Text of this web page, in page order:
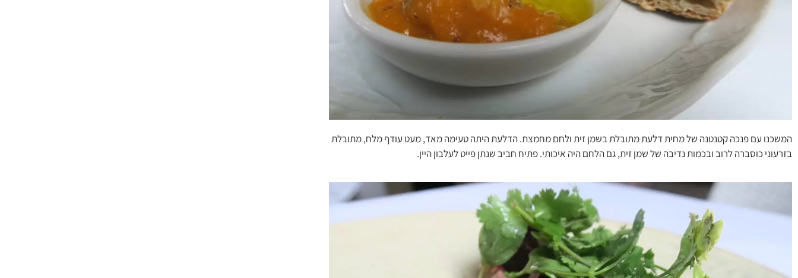
המשכנו עם פנכה קטנטנה של מחית דלעת מתובלת בשמן זית ולחם מחמצת. הדלעת היתה טעימה מאד, מעט עודף מלח, מתובלת
בזרעוני כוסברה לרוב ובכמות נדיבה של שמן זית, גם הלחם היה איכותי. פתיח חביב שנתן פייט לעלבון היין.